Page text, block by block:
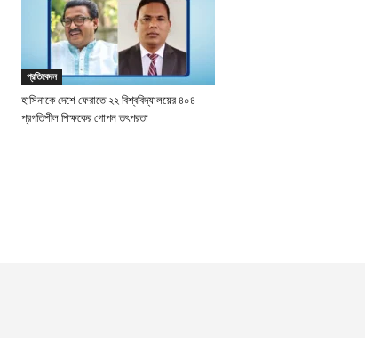
প্রতিবেদন
হাসিনাকে দেশে ফেরাতে ২২ বিশ্ববিদ্যালয়ের ৪০৪
প্রগতিশীল শিক্ষকের গোপন তৎপরতা